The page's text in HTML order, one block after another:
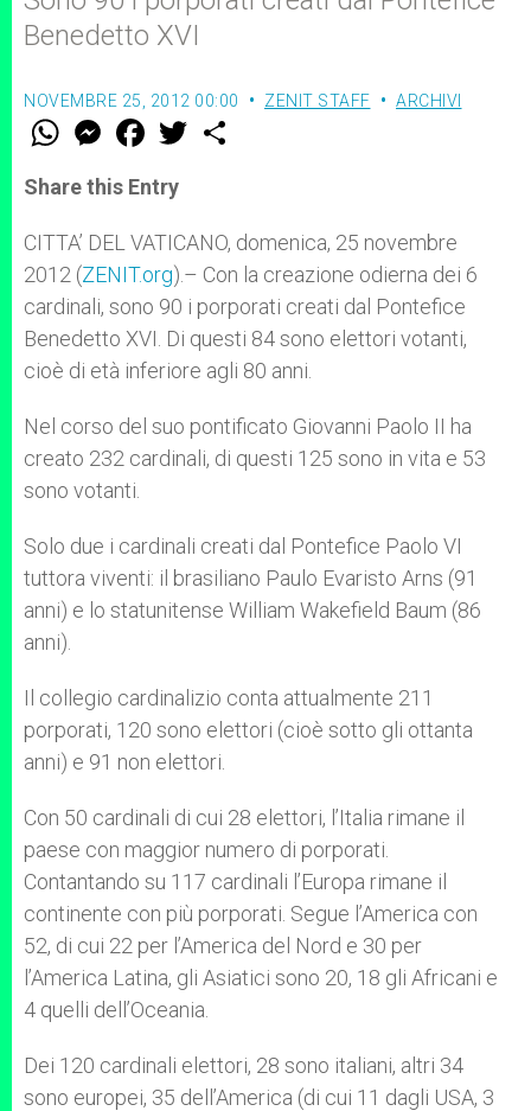
Benedetto XVI
NOVEMBRE 25, 2012 00:00 ZENIT STAFF ARCHIVI
W
t
s
p
p
M
e
s
e
g
e
r
F
a
e
b
o
k
w
r
Share this Entry
CITTA’ DEL VATICANO, domenica, 25 novembre
2012 (ZENIT.org).– Con la creazione odierna dei 6
cardinali, sono 90 i porporati creati dal Pontefice
Benedetto XVI. Di questi 84 sono elettori votanti,
cioè di età inferiore agli 80 anni.
Nel corso del suo pontificato Giovanni Paolo II ha
creato 232 cardinali, di questi 125 sono in vita e 53
sono votanti.
Solo due i cardinali creati dal Pontefice Paolo VI
tuttora viventi: il brasiliano Paulo Evaristo Arns (91
anni) e lo statunitense William Wakefield Baum (86
anni).
Il collegio cardinalizio conta attualmente 211
porporati, 120 sono elettori (cioè sotto gli ottanta
anni) e 91 non elettori.
Con 50 cardinali di cui 28 elettori, l’Italia rimane il
paese con maggior numero di porporati.
Contantando su 117 cardinali l’Europa rimane il
continente con più porporati. Segue l’America con
52, di cui 22 per l’America del Nord e 30 per
l’America Latina, gli Asiatici sono 20, 18 gli Africani e
4 quelli dell’Oceania.
Dei 120 cardinali elettori, 28 sono italiani, altri 34
sono europei, 35 dell’America (di cui 11 dagli USA, 3